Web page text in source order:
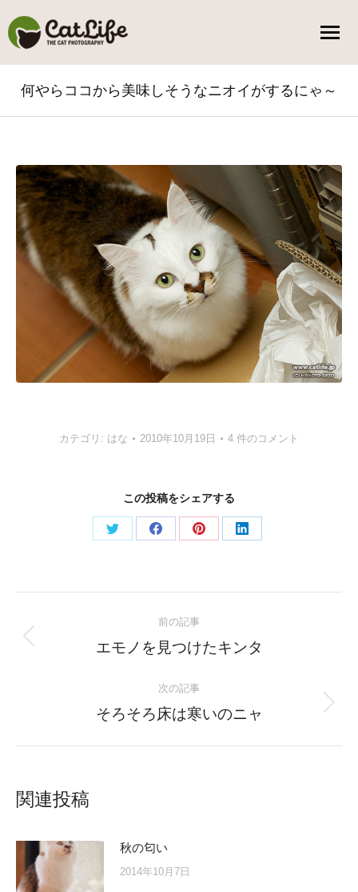
何やらココから美味しそうなニオイがするにゃ～
カテゴリ: はな 2010年10月19日 4 件のコメント
この投稿をシェアする
Share
Share
Share
Share
navigation
前の記事
Previous
エモノを見つけたキンタ
次の記事
Next
そろそろ床は寒いのニャ
関連投稿
秋の匂い
2014年10月7日